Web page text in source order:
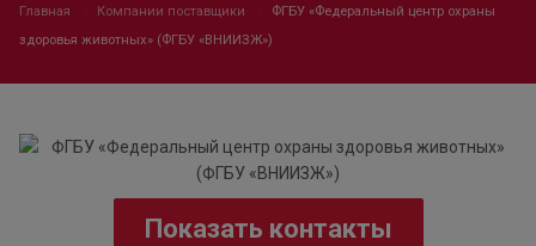
Главная Компании поставщики
ФГБУ «Федеральный центр охраны
здоровья животных» (ФГБУ «ВНИИЗЖ»)
Показать контакты